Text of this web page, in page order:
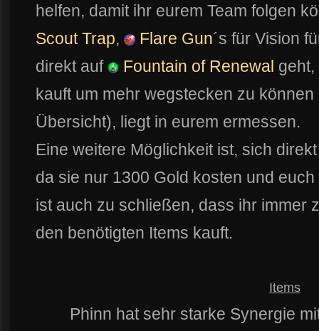
helfen, damit ihr eurem Team folgen
Scout Trap, Flare Gun´s für Vision
direkt auf
Fountain of Renewal
kauft um mehr wegstecken zu können
Übersicht), liegt in eurem ermessen.
Eine weitere Möglichkeit ist, sich
da sie nur 1300 Gold kosten und
ist auch zu schließen, dass ihr immer
den benötigten Items kauft.
Items
Phinn hat sehr starke Synergie